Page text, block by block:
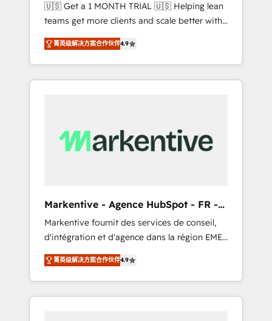
drive results. 🤖AI Strategy: Activate Breeze
Agents, configure HubSpot AI, & maximize
AEO with tailored AI services. 🧩Integrations:
Extend HubSpot with custom integrations,
hosting, & maintenance. As HubSpot’s only
Elite Partner with all 8 Accreditations and a 3×
🇺🇸 Get a 1 MONTH TRIAL 🇺🇸 Helping lean
teams get more clients and scale better with
our HubSpot Consulting & 'Done For You'
Services. 🚀 Who We Work With 🚀 We help
lean, growing companies: - Win more
business - Reduce no-shows - Improve lead
client's are too busy to learn the ins-and-outs
of HubSpot. We give you a Personal
know what you don't know'
recommendations to maximize conversions!
OTF is an Elite Partner (top 1% of 6,500+
Partners) and was named 2023 HubSpot
Partner of the Year 💥 Trusted by 2,500+
companies to help them scale and close
more business, by using HubSpot (the right
菁英级解决方案合作伙伴4.9
Markentive - Agence HubSpot - FR -
EN
Markentive fournit des services de conseil,
d'intégration et d'agence dans la région EMEA
et North America. Avec plus de 115 experts en
marketing automation, Growth, Revops, CRM
et webdesign. Markentive is both a
consulting firm, a digital agency and an
菁英级解决方案合作伙伴4.9